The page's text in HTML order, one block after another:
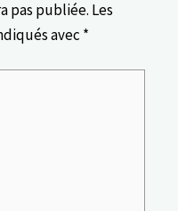
pas publiée. Les
avec *